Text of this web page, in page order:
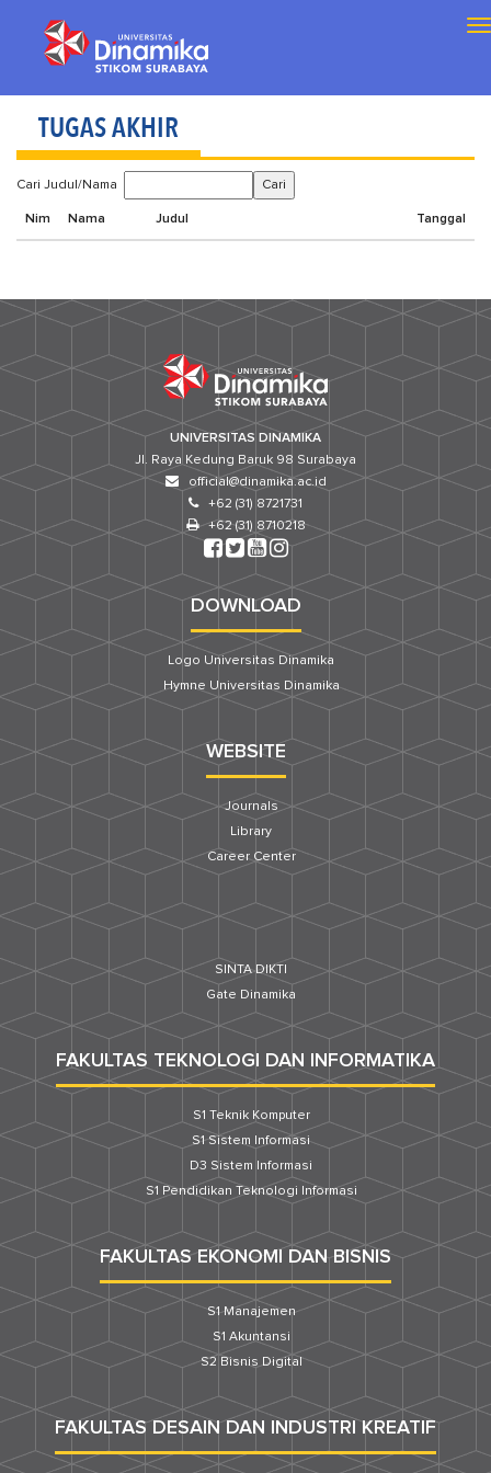
TUGAS AKHIR
Cari Judul/Nama
Nim Nama Judul Tanggal
UNIVERSITAS DINAMIKA
Jl. Raya Kedung Baruk 98 Surabaya
official@dinamika.ac.id
+62 (31) 8721731
+62 (31) 8710218
DOWNLOAD
Logo Universitas Dinamika
Hymne Universitas Dinamika
WEBSITE
Journals
Library
Career Center
SINTA DIKTI
Gate Dinamika
FAKULTAS TEKNOLOGI DAN INFORMATIKA
S1 Teknik Komputer
S1 Sistem Informasi
D3 Sistem Informasi
S1 Pendidikan Teknologi Informasi
FAKULTAS EKONOMI DAN BISNIS
S1 Manajemen
S1 Akuntansi
S2 Bisnis Digital
FAKULTAS DESAIN DAN INDUSTRI KREATIF